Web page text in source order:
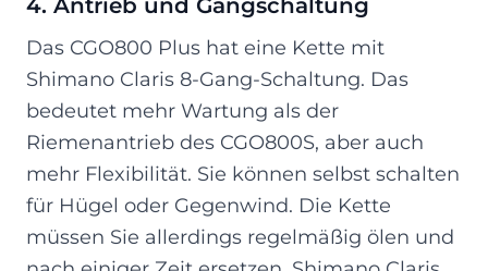
Das CGO800 Plus hat eine Kette mit
Shimano Claris 8-Gang-Schaltung. Das
bedeutet mehr Wartung als der
Riemenantrieb des CGO800S, aber auch
mehr Flexibilität. Sie können selbst schalten
für Hügel oder Gegenwind. Die Kette
müssen Sie allerdings regelmäßig ölen und